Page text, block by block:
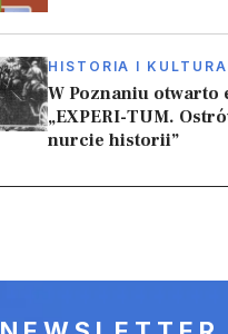
HISTORIA I KULTURA
W Poznaniu otwarto
„EXPERI-TUM.
nurcie historii”